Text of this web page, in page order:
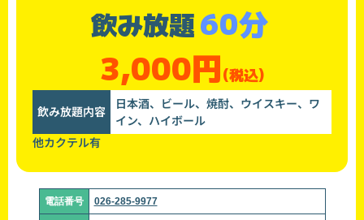
飲み放題60分
3,000円(税込)
飲み放題内容
日本酒、ビール、焼酎、ウイスキー、ワ
イン、ハイボール
他カクテル有
電話番号 026-285-9977